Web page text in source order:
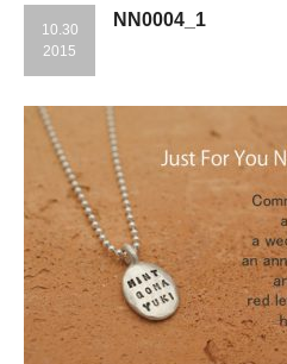
10.30
2015
NN0004_1